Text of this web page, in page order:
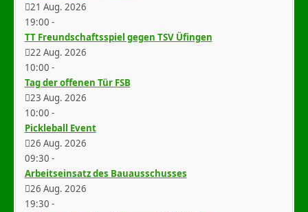
21 Aug. 2026
19:00 -
TT Freundschaftsspiel gegen TSV Üfingen
22 Aug. 2026
10:00 -
Tag der offenen Tür FSB
23 Aug. 2026
10:00 -
Pickleball Event
26 Aug. 2026
09:30 -
Arbeitseinsatz des Bauausschusses
26 Aug. 2026
19:30 -